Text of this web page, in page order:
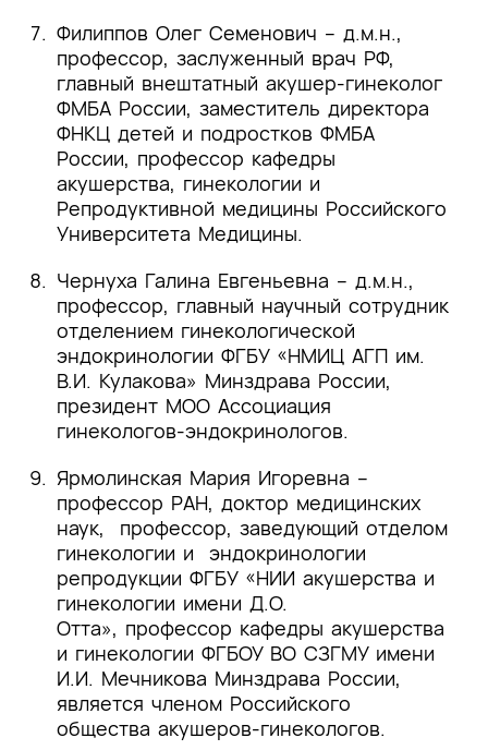
Associated with the Malignant Changes of
Symptomatic and Asymptomatic Endometrial
Polyps in Premenopausal Women. J Obstet
Gynaecol India. 2015.
[16]Wolfman W. No. 249-Asymptomatic
Endometrial Thickening. J Obstet Gynaecol
Can. 2018; 40(5):e367–77.
AAGL practice report: practice
guidelines for the diagnosis and
management of endometrial polyps. J Minim
Invasive Gynecol. 19(1):3–10.
[18]Vitale S.G., Haimovich S., Laganà A.S.,
Alonso L., Di Spiezio Sardo A., Carugno J.,
et al. Endometrial polyps. An evidence-
based diagnosis and management guide.
Eur J Obstet Gynecol Reprod Biol. 2021
[19]Stamatellos I., Stamatopoulos P., Bontis
J. The role of hysteroscopy in the current
management of the cervical polyps
//Archives of gynecology and obstetrics. –
2007.
[20]T. Pérez-Medina et al., “Endometrial
polyps and their implication in the
pregnancy rates of patients undergoing
intrauterine insemination: a prospective,
Филиппов Олег Семенович – д.м.н.,
профессор, заслуженный врач РФ,
главный внештатный акушер-гинеколог
ФМБА России, заместитель директора
ФНКЦ детей и подростков ФМБА
России, профессор кафедры
акушерства, гинекологии и
Репродуктивной медицины Российского
Университета Медицины.
Чернуха Галина Евгеньевна – д.м.н.,
профессор, главный научный сотрудник
отделением гинекологической
эндокринологии ФГБУ «НМИЦ АГП им.
В.И. Кулакова» Минздрава России,
президент МОО Ассоциация
гинекологов-эндокринологов.
Ярмолинская Мария Игоревна –
профессор РАН, доктор медицинских
наук, профессор, заведующий отделом
гинекологии и эндокринологии
репродукции ФГБУ «НИИ акушерства и
гинекологии имени Д.О.
Отта», профессор кафедры акушерства
и гинекологии ФГБОУ ВО СЗГМУ имени
И.И. Мечникова Минздрава России,
является членом Российского
общества акушеров-гинекологов.